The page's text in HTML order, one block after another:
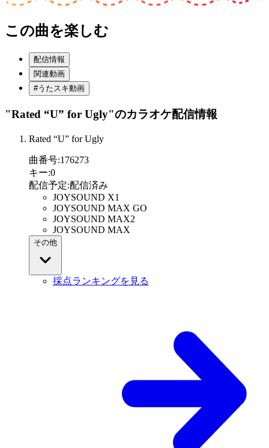
この曲を楽しむ
配信情報
関連動画
#うたスキ動画
"Rated “U” for Ugly"のカラオケ配信情報
Rated “U” for Ugly
曲番号:176273
キー:0
配信予定:配信済み
JOYSOUND X1
JOYSOUND MAX GO
JOYSOUND MAX2
JOYSOUND MAX
その他
採点ランキングを見る